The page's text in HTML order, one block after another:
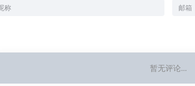
暂无评论...